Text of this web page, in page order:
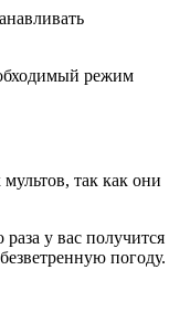
режим
так как они
у вас получится
погоду.